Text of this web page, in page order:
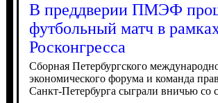
В преддверии ПМЭФ
футбольный матч в
Росконгресса
Сборная Петербургского
экономического форума и команда
Санкт-Петербурга сыграли вничью со